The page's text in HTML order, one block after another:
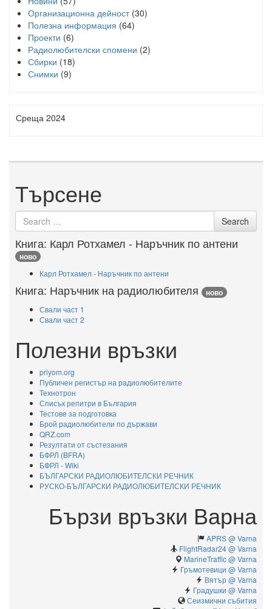
Организационна дейност(30)
Полезна информация (64)
Проекти (6)
Радиолюбителски спомени (2)
Сбирки (18)
Снимки (9)
Среща 2024
Търсене
Search
for
Search
Книга: Карл Ротхамел - Наръчник по антени
ново
Карл Ротхамел - Наръчник по антени
Книга: Наръчник на радиолюбителя ново
Свали част 1
Свали част 2
Полезни връзки
priyom.org
Публичен регистър на радиолюбителите
Технотрон
Списък репитри в България
Тестове за подготовка
Брой радиолюбители по държави
QRZ.com
Резултати от състезания
БФРЛ (BFRA)
БФРЛ - Wiki
БЪЛГАРСКИ РАДИОЛЮБИТЕЛСКИ РЕЧНИК
РУСКО-БЪЛГАРСКИ РАДИОЛЮБИТЕЛСКИ РЕЧНИК
Бързи връзки Варна
APRS @ Varna
FlightRadar24 @ Varna
MarineTraffic @ Varna
Гръмотевици @ Varna
Вятър @ Varna
Градушки @ Varna
Сеизмични събития